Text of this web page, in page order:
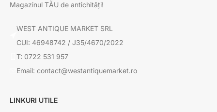
Magazinul TĂU de antichități!
WEST ANTIQUE MARKET SRL
CUI: 46948742 / J35/4670/2022
T: 0722 531 957
Email: contact@westantiquemarket.ro
LINKURI UTILE